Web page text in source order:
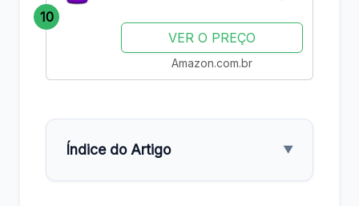
10
ISOLADOVER O PREÇO
Amazon.com.br
Índice do Artigo ▼